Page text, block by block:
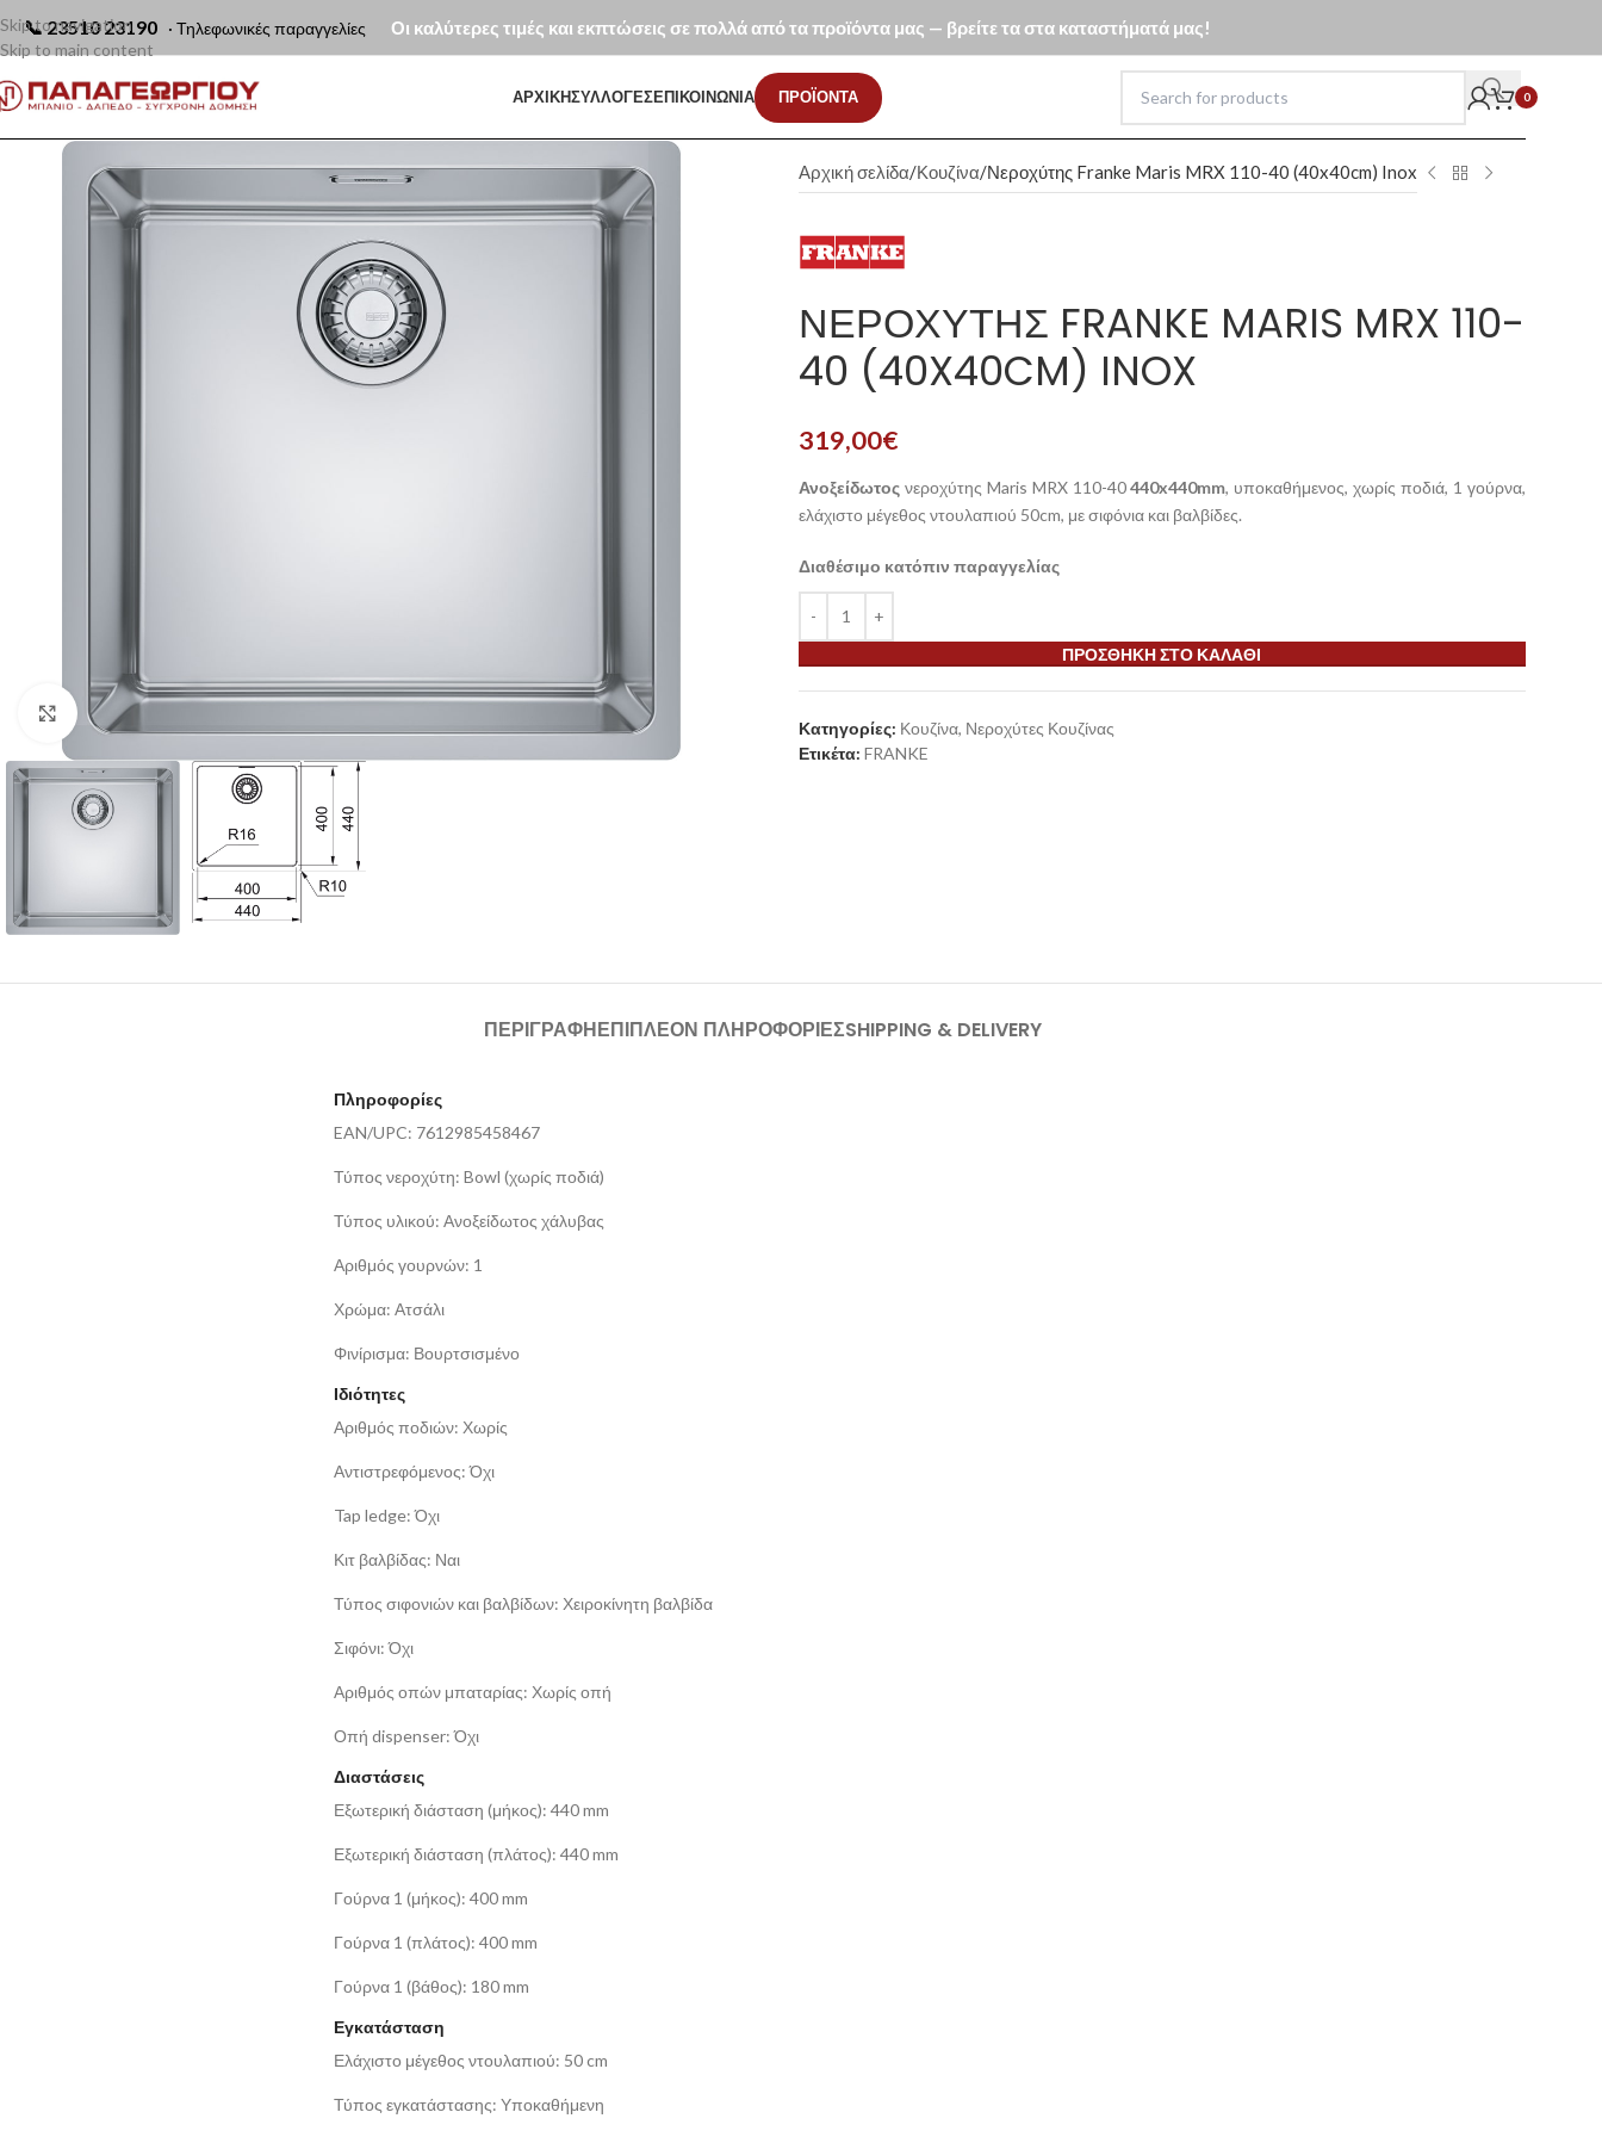
📞 23510 23190 · Τηλεφωνικές παραγγελίες Οι καλύτερες τιμές και εκπτώσεις σε πολλά από τα προϊόντα μας — βρείτε τα στα καταστήματά μας!
Skip to navigation
Skip to main content
ΑΡΧΙΚΗΣΥΛΛΟΓΕΣΕΠΙΚΟΙΝΩΝΙΑ ΠΡΟΪΟΝΤΑ 0
Click to enlarge
Αρχική σελίδα Κουζίνα Νεροχύτης Franke Maris MRX 110-40 (40x40cm) Inox
ΝΕΡΟΧΎΤΗΣ FRANKE MARIS MRX 110-
40 (40X40CM) INOX
319,00€
Ανοξείδωτοςνεροχύτης Maris MRX 110-40440x440mm, υποκαθήμενος, χωρίς ποδιά, 1 γούρνα,
ελάχιστο μέγεθος ντουλαπιού 50cm, με σιφόνια και βαλβίδες.
Διαθέσιμο κατόπιν παραγγελίας
ΠΡΟΣΘΉΚΗ ΣΤΟ ΚΑΛΆΘΙ
Κατηγορίες: Κουζίνα, Νεροχύτες Κουζίνας
Ετικέτα: FRANKE
ΠΕΡΙΓΡΑΦΉΕΠΙΠΛΈΟΝ ΠΛΗΡΟΦΟΡΊΕΣSHIPPING & DELIVERY
Πληροφορίες
EAN/UPC: 7612985458467
Τύπος νεροχύτη: Bowl (χωρίς ποδιά)
Τύπος υλικού: Ανοξείδωτος χάλυβας
Αριθμός γουρνών: 1
Χρώμα: Ατσάλι
Φινίρισμα: Βουρτσισμένο
Ιδιότητες
Αριθμός ποδιών: Χωρίς
Αντιστρεφόμενος: Όχι
Tap ledge: Όχι
Κιτ βαλβίδας: Ναι
Τύπος σιφονιών και βαλβίδων: Χειροκίνητη βαλβίδα
Σιφόνι: Όχι
Αριθμός οπών μπαταρίας: Χωρίς οπή
Οπή dispenser: Όχι
Διαστάσεις
Εξωτερική διάσταση (μήκος): 440 mm
Εξωτερική διάσταση (πλάτος): 440 mm
Γούρνα 1 (μήκος): 400 mm
Γούρνα 1 (πλάτος): 400 mm
Γούρνα 1 (βάθος): 180 mm
Εγκατάσταση
Ελάχιστο μέγεθος ντουλαπιού: 50 cm
Τύπος εγκατάστασης: Υποκαθήμενη